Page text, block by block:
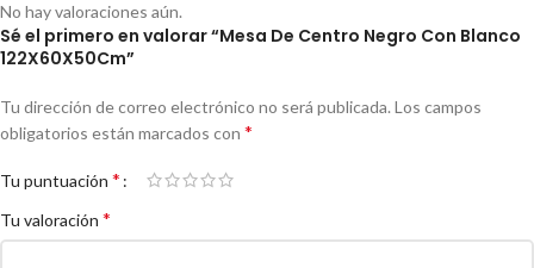
No hay valoraciones aún.
Sé el primero en valorar “Mesa De Centro Negro Con Blanco
122X60X50Cm”
Tu dirección de correo electrónico no será publicada. Los campos
obligatorios están marcados con *
Tu puntuación *
Tu valoración *